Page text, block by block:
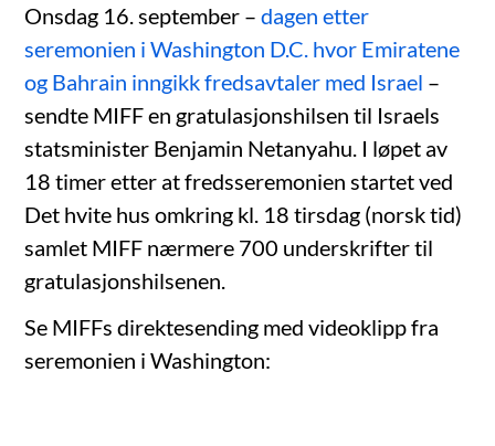
Onsdag 16. september –dagen etter
seremonien i Washington D.C. hvor Emiratene
og Bahrain inngikk fredsavtaler med Israel –
sendte MIFF en gratulasjonshilsen til Israels
statsminister Benjamin Netanyahu. I løpet av
18 timer etter at fredsseremonien startet ved
Det hvite hus omkring kl. 18 tirsdag (norsk tid)
samlet MIFF nærmere 700 underskrifter til
gratulasjonshilsenen.
Se MIFFs direktesending med videoklipp fra
seremonien i Washington: